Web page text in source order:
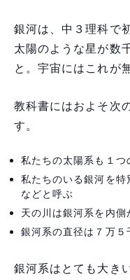
銀河は、中３理科で
太陽のような星が数
と。宇宙にはこれが
教科書にはおよそ次
す。
私たちの太陽系も１つ
私たちのいる銀河を特
などと呼ぶ
天の川は銀河系を内側
銀河系の直径は７万５
銀河系はとても大き